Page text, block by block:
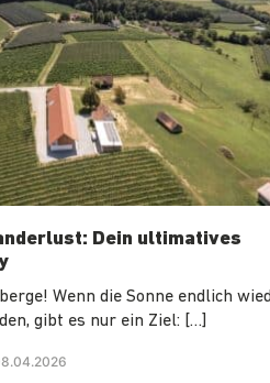
Dein ultimatives
Wenn die Sonne endlich
gibt es nur ein Ziel: […]